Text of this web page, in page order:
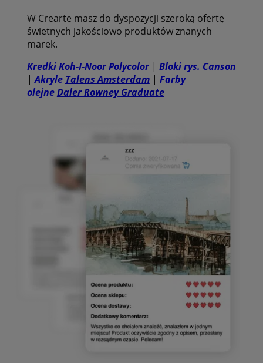
W Crearte masz do dyspozycji szeroką ofertę
świetnych jakościowo produktów znanych
marek.
Kredki Koh-I-Noor Polycolor| Bloki rys. Canson
|Akryle Talens Amsterdam| Farby
olejneDaler Rowney Graduate